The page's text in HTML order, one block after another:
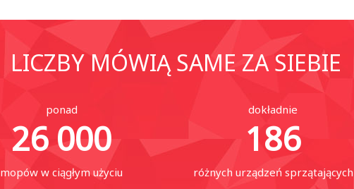
LICZBY MÓWIĄ SAME ZA SIEBIE
ponad
26 000
mopów w ciągłym użyciu
dokładnie
186
różnych urządzeń sprzątających